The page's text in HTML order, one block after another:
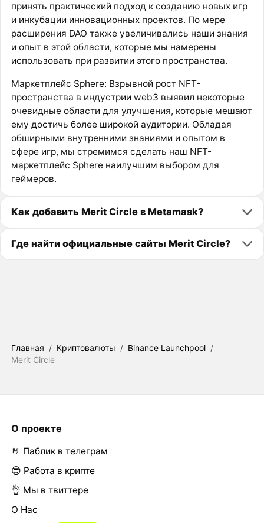
принять практический подход к созданию новых игр
и инкубации инновационных проектов. По мере
расширения DAO также увеличивались наши знания
и опыт в этой области, которые мы намерены
использовать при развитии этого пространства.
Маркетплейс Sphere: Взрывной рост NFT-
пространства в индустрии web3 выявил некоторые
очевидные области для улучшения, которые мешают
ему достичь более широкой аудитории. Обладая
обширными внутренними знаниями и опытом в
сфере игр, мы стремимся сделать наш NFT-
маркетплейс Sphere наилучшим выбором для
геймеров.
Как добавить Merit Circle в Metamask?
Где найти официальные сайты Merit Circle?
Главная / Криптовалюты / Binance Launchpool /
Merit Circle
О проекте
🤘 Паблик в телеграм
😎 Работа в крипте
👌 Мы в твиттере
О Нас